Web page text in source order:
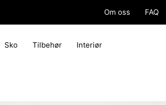
Om oss FAQ
Sko Tilbehør Interiør